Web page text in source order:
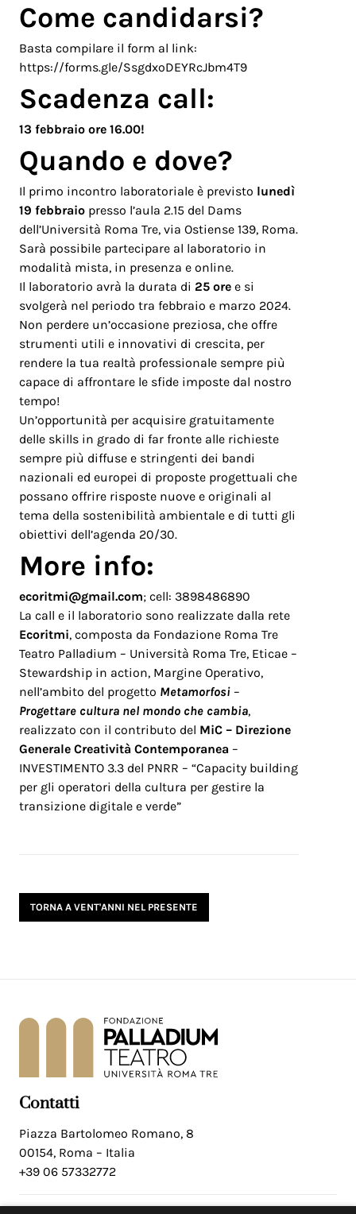
Come candidarsi?
Basta compilare il form al link:
https://forms.gle/SsgdxoDEYRcJbm4T9
Scadenza call:
13 febbraio ore 16.00!
Quando e dove?
Il primo incontro laboratoriale è previsto lunedì
19 febbraio presso l’aula 2.15 del Dams
dell’Università Roma Tre, via Ostiense 139, Roma.
Sarà possibile partecipare al laboratorio in
modalità mista, in presenza e online.
Il laboratorio avrà la durata di 25 ore e si
svolgerà nel periodo tra febbraio e marzo 2024.
Non perdere un’occasione preziosa, che offre
strumenti utili e innovativi di crescita, per
rendere la tua realtà professionale sempre più
capace di affrontare le sfide imposte dal nostro
tempo!
Un’opportunità per acquisire gratuitamente
delle skills in grado di far fronte alle richieste
sempre più diffuse e stringenti dei bandi
nazionali ed europei di proposte progettuali che
possano offrire risposte nuove e originali al
tema della sostenibilità ambientale e di tutti gli
obiettivi dell’agenda 20/30.
More info:
ecoritmi@gmail.com; cell: 3898486890
La call e il laboratorio sono realizzate dalla rete
Ecoritmi, composta da Fondazione Roma Tre
Teatro Palladium – Università Roma Tre, Eticae –
Stewardship in action, Margine Operativo,
nell’ambito del progetto Metamorfosi –
Progettare cultura nel mondo che cambia,
realizzato con il contributo del MiC – Direzione
Generale Creatività Contemporanea –
INVESTIMENTO 3.3 del PNRR – “Capacity building
per gli operatori della cultura per gestire la
transizione digitale e verde”
TORNA A VENT'ANNI NEL PRESENTE
Contatti
Piazza Bartolomeo Romano, 8
00154, Roma – Italia
+39 06 57332772